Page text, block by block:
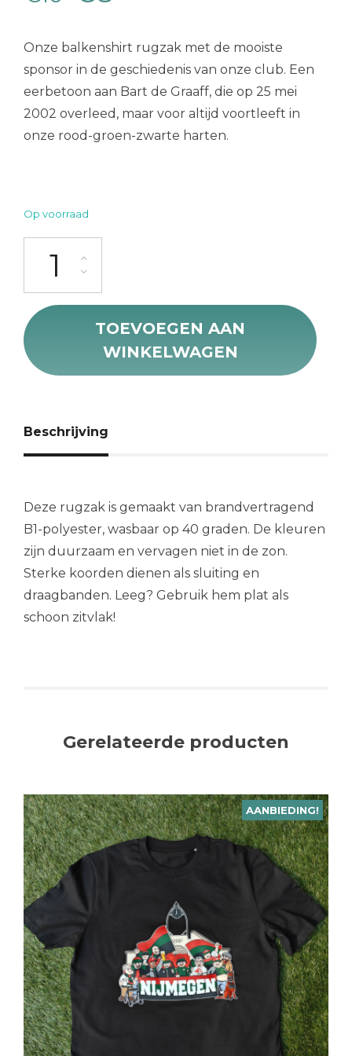
prijs
was:
€10.
prijs
is:
€8.
Onze balkenshirt rugzak met de mooiste
sponsor in de geschiedenis van onze club. Een
eerbetoon aan Bart de Graaff, die op 25 mei
2002 overleed, maar voor altijd voortleeft in
onze rood-groen-zwarte harten.
Op voorraad
TOEVOEGEN AAN
WINKELWAGEN
Beschrijving
Deze rugzak is gemaakt van brandvertragend
B1-polyester, wasbaar op 40 graden. De kleuren
zijn duurzaam en vervagen niet in de zon.
Sterke koorden dienen als sluiting en
draagbanden. Leeg? Gebruik hem plat als
schoon zitvlak!
Gerelateerde producten
AANBIEDING!